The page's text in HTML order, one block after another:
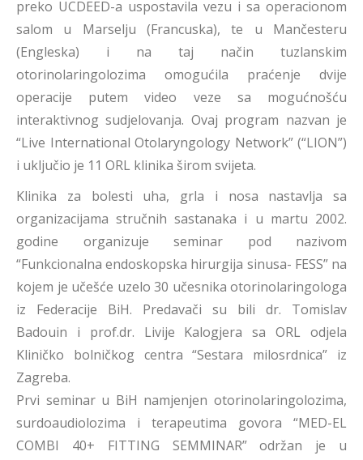
preko UCDEED-a uspostavila vezu i sa operacionom
salom u Marselju (Francuska), te u Mančesteru
(Engleska) i na taj način tuzlanskim
otorinolaringolozima omogućila praćenje dvije
operacije putem video veze sa mogućnošću
interaktivnog sudjelovanja. Ovaj program nazvan je
“Live International Otolaryngology Network” (“LION”)
i uključio je 11 ORL klinika širom svijeta.
Klinika za bolesti uha, grla i nosa nastavlja sa
organizacijama stručnih sastanaka i u martu 2002.
godine organizuje seminar pod nazivom
“Funkcionalna endoskopska hirurgija sinusa- FESS” na
kojem je učešće uzelo 30 učesnika otorinolaringologa
iz Federacije BiH. Predavači su bili dr. Tomislav
Badouin i prof.dr. Livije Kalogjera sa ORL odjela
Kliničko bolničkog centra “Sestara milosrdnica” iz
Zagreba.
Prvi seminar u BiH namjenjen otorinolaringolozima,
surdoaudiolozima i terapeutima govora “MED-EL
COMBI 40+ FITTING SEMMINAR” održan je u